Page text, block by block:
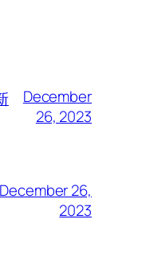
December
26, 2023
December 26,
2023